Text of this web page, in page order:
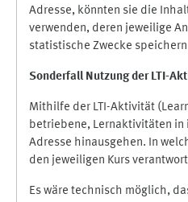
Adresse, könnten sie die
verwenden, deren jeweilige
statistische Zwecke
Sonderfall Nutzung der LTI-
Mithilfe der LTI-Aktivität
betriebene, Lernaktivitäten in
Adresse hinausgehen. In
den jeweiligen Kurs
Es wäre technisch möglich,